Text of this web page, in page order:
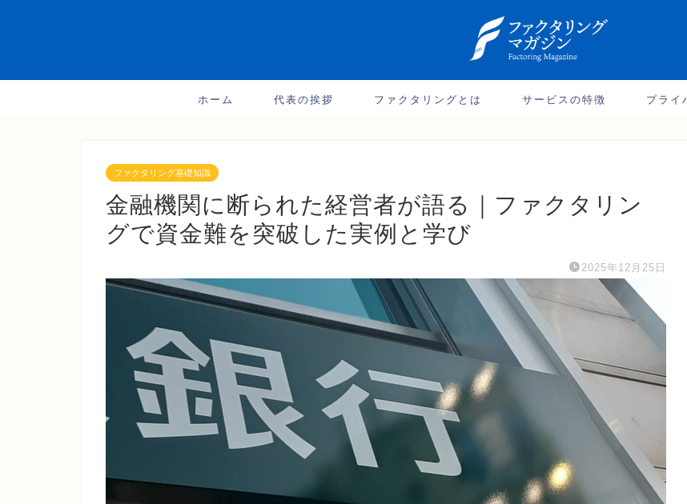
ホーム 代表の挨拶 ファクタリングとは サービスの特徴 プライ
ファクタリング基礎知識
金融機関に断られた経営者が語る｜ファクタリン
グで資金難を突破した実例と学び
2025年12月25日